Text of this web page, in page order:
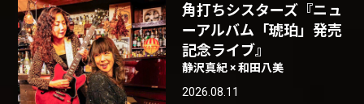
角打ちシスターズ『ニュ
ーアルバム「琥珀」発売
記念ライブ』
静沢真紀 × 和田八美
2026.08.11